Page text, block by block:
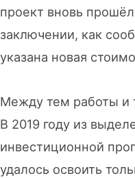
проект вновь
заключении, как
указана новая
Между тем работы и
В 2019 году из
инвестиционной
удалось освоить